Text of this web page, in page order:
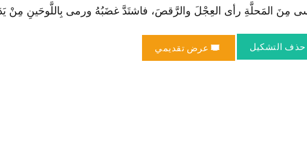
مِنَ المَحلَّةِ رأى العِجْلَ والرَّقصَ، فا‏شتَدَّ غضَبُهُ ورمى بِاللَّوحَينِ مِنْ يَدَيهِ
حذف التشكيل عرض تقديمي